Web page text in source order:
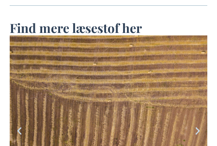
Find mere læsestof her